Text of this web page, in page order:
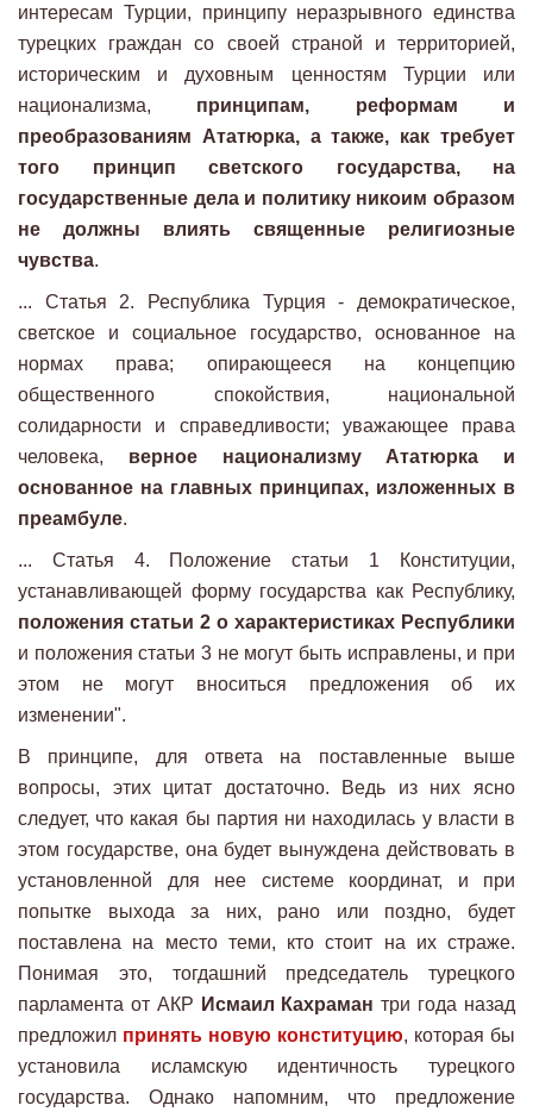
интересам Турции, принципу неразрывного единства
турецких граждан со своей страной и территорией,
историческим и духовным ценностям Турции или
национализма, принципам, реформам и
преобразованиям Ататюрка, а также, как требует
того принцип светского государства, на
государственные дела и политику никоим образом
не должны влиять священные религиозные
чувства.
... Статья 2. Республика Турция - демократическое,
светское и социальное государство, основанное на
нормах права; опирающееся на концепцию
общественного спокойствия, национальной
солидарности и справедливости; уважающее права
человека, верное национализму Ататюрка и
основанное на главных принципах, изложенных в
преамбуле.
... Статья 4. Положение статьи 1 Конституции,
устанавливающей форму государства как Республику,
положения статьи 2 о характеристиках Республики
и положения статьи 3 не могут быть исправлены, и при
этом не могут вноситься предложения об их
изменении".
В принципе, для ответа на поставленные выше
вопросы, этих цитат достаточно. Ведь из них ясно
следует, что какая бы партия ни находилась у власти в
этом государстве, она будет вынуждена действовать в
установленной для нее системе координат, и при
попытке выхода за них, рано или поздно, будет
поставлена на место теми, кто стоит на их страже.
Понимая это, тогдашний председатель турецкого
парламента от АКР Исмаил Кахраман три года назад
предложил принять новую конституцию, которая бы
установила исламскую идентичность турецкого
государства. Однако напомним, что предложение